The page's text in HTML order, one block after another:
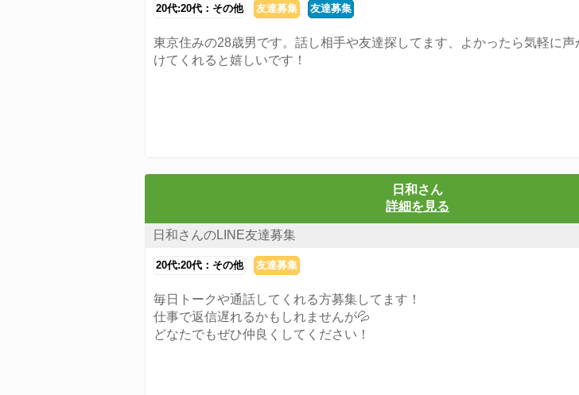
20代:20代：その他 友達募集 友達募集
東京住みの28歳男です。話し相手や友達探してます、よかったら気軽に声
けてくれると嬉しいです！
日和さん
詳細を見る
日和さんのLINE友達募集
20代:20代：その他 友達募集
毎日トークや通話してくれる方募集してます！
仕事で返信遅れるかもしれませんが💦
どなたでもぜひ仲良くしてください！